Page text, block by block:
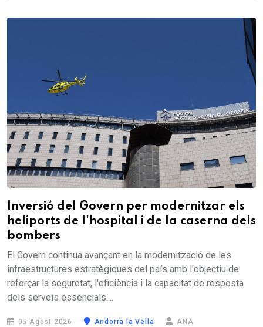
Inversió del Govern per modernitzar els
heliports de l'hospital i de la caserna dels
bombers
El Govern continua avançant en la modernització de les
infraestructures estratègiques del país amb l'objectiu de
reforçar la seguretat, l'eficiència i la capacitat de resposta
dels serveis essencials....
05 Agost 2026 Andorra la Vella ANA